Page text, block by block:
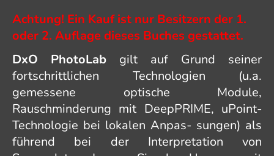
Achtung! Ein Kauf ist nur Besitzern der 1.
oder 2. Auflage dieses Buches gestattet.
DxO PhotoLab gilt auf Grund seiner
fortschrittlichen Technologien (u.a.
gemessene optische Module,
Rauschminderung mit DeepPRIME, uPoint-
Technologie bei lokalen Anpas- sungen) als
führend bei der Interpretation von